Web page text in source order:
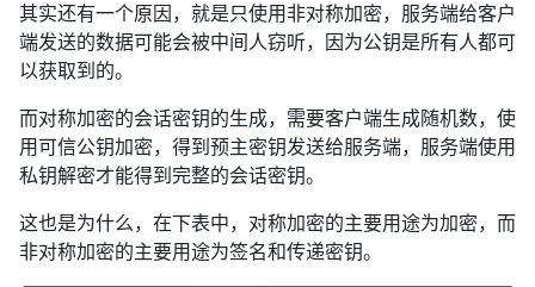
其实还有一个原因，就是只使用非对称加密，服务端给客户
端发送的数据可能会被中间人窃听，因为公钥是所有人都可
以获取到的。
而对称加密的会话密钥的生成，需要客户端生成随机数，使
用可信公钥加密，得到预主密钥发送给服务端，服务端使用
私钥解密才能得到完整的会话密钥。
这也是为什么，在下表中，对称加密的主要用途为加密，而
非对称加密的主要用途为签名和传递密钥。